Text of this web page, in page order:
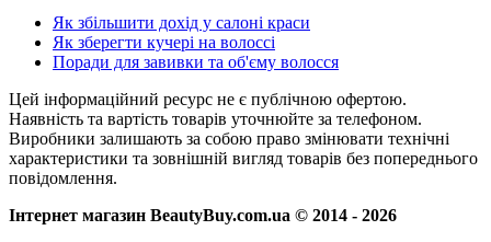
Як збільшити дохід у салоні краси
Як зберегти кучері на волоссі
Поради для завивки та об'єму волосся
Цей інформаційний ресурс не є публічною офертою.
Наявність та вартість товарів уточнюйте за телефоном.
Виробники залишають за собою право змінювати технічні
характеристики та зовнішній вигляд товарів без попереднього
повідомлення.
Інтернет магазин BeautyBuy.com.ua © 2014 - 2026